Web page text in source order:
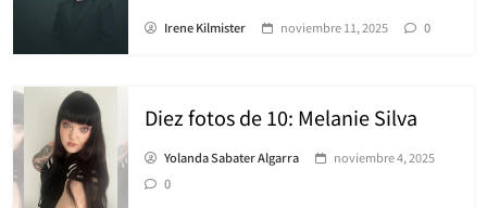
Irene Kilmister noviembre 11, 2025 0
Diez fotos de 10: Melanie Silva
Yolanda Sabater Algarra
noviembre 4, 2025
0